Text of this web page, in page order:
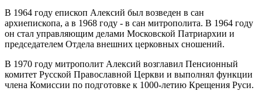
В 1964 году епископ Алексий был возведен в сан
архиепископа, а в 1968 году - в сан митрополита. В 1964 году
он стал управляющим делами Московской Патриархии и
председателем Отдела внешних церковных сношений.
В 1970 году митрополит Алексий возглавил Пенсионный
комитет Русской Православной Церкви и выполнял функции
члена Комиссии по подготовке к 1000-летию Крещения Руси.